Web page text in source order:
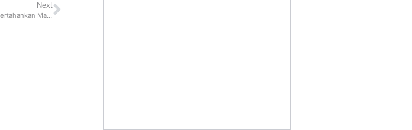
Next
Presiden Biden, Mengakui Partai Demokrat Sulit Pertahankan Mayoritas DPR